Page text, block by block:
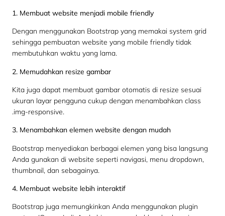
1. Membuat website menjadi mobile friendly
Dengan menggunakan Bootstrap yang memakai system grid
sehingga pembuatan website yang mobile friendly tidak
membutuhkan waktu yang lama.
2. Memudahkan resize gambar
Kita juga dapat membuat gambar otomatis di resize sesuai
ukuran layar pengguna cukup dengan menambahkan class
.img-responsive.
3. Menambahkan elemen website dengan mudah
Bootstrap menyediakan berbagai elemen yang bisa langsung
Anda gunakan di website seperti navigasi, menu dropdown,
thumbnail, dan sebagainya.
4. Membuat website lebih interaktif
Bootstrap juga memungkinkan Anda menggunakan plugin